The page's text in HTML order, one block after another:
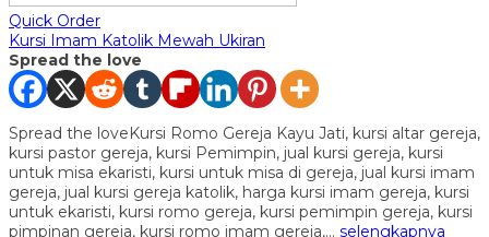
Quick Order
Kursi Imam Katolik Mewah Ukiran
Spread the love
Spread the loveKursi Romo Gereja Kayu Jati, kursi altar gereja,
kursi pastor gereja, kursi Pemimpin, jual kursi gereja, kursi
untuk misa ekaristi, kursi untuk misa di gereja, jual kursi imam
gereja, jual kursi gereja katolik, harga kursi imam gereja, kursi
untuk ekaristi, kursi romo gereja, kursi pemimpin gereja, kursi
pimpinan gereja, kursi romo imam gereja,… selengkapnya